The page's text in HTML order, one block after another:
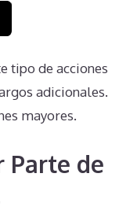
tipo de acciones
adicionales.
mayores.
Parte de